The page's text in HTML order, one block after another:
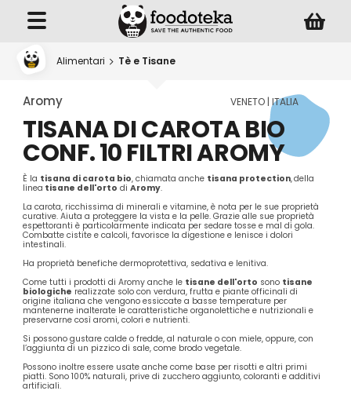
Alimentari Tè e Tisane
Aromy VENETO | ITALIA
TISANA DI CAROTA BIO
CONF. 10 FILTRI AROMY
È la tisana di carota bio, chiamata anche tisana protection,della
linea tisane dell'orto diAromy.
La carota, ricchissima di minerali e vitamine, è nota per le sue proprietà
curative. Aiuta a proteggere la vista e la pelle. Grazie alle sue proprietà
espettoranti è particolarmente indicata per sedare tosse e mal di gola.
Combatte cistite e calcoli, favorisce la digestione e lenisce i dolori
intestinali.
Ha proprietà benefiche dermoprotettiva, sedativa e lenitiva.
Come tutti i prodotti di Aromy anche le tisane dell'orto sono tisane
biologiche realizzate solo con verdura, frutta e piante officinali di
origine italiana che vengono essiccate a basse temperature per
mantenerne inalterate le caratteristiche organolettiche e nutrizionali e
preservarne così aromi, colori e nutrienti.
Si possono gustare calde o fredde, al naturale o con miele, oppure, con
l’aggiunta di un pizzico di sale, come brodo vegetale.
Possono inoltre essere usate anche come base per risotti e altri primi
piatti. Sono 100% naturali, prive di zucchero aggiunto, coloranti e additivi
artificiali.